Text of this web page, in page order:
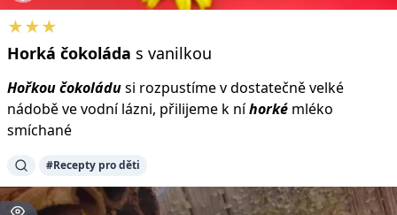
★★★
Horká čokoláda s vanilkou
Hořkoučokoládusi rozpustíme v dostatečně velké
nádobě ve vodní lázni, přilijeme k níhorké mléko
smíchané
#Recepty pro děti